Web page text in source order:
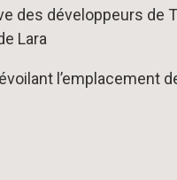
des développeurs de
Lara
l’emplacement